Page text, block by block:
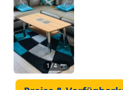
Zurück Weiter
1/ 4 📷